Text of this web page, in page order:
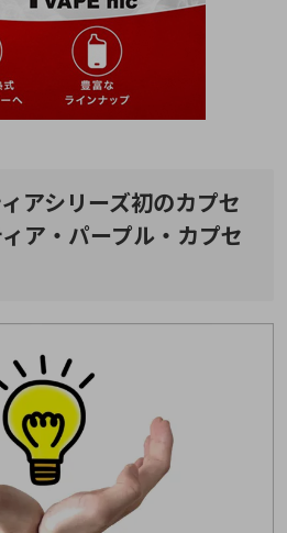
アシリーズ初のカプセ
ア・パープル・カプセ